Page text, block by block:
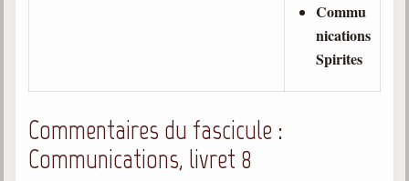
Commu
nications
Spirites
Commentaires du fascicule :
Communications, livret 8